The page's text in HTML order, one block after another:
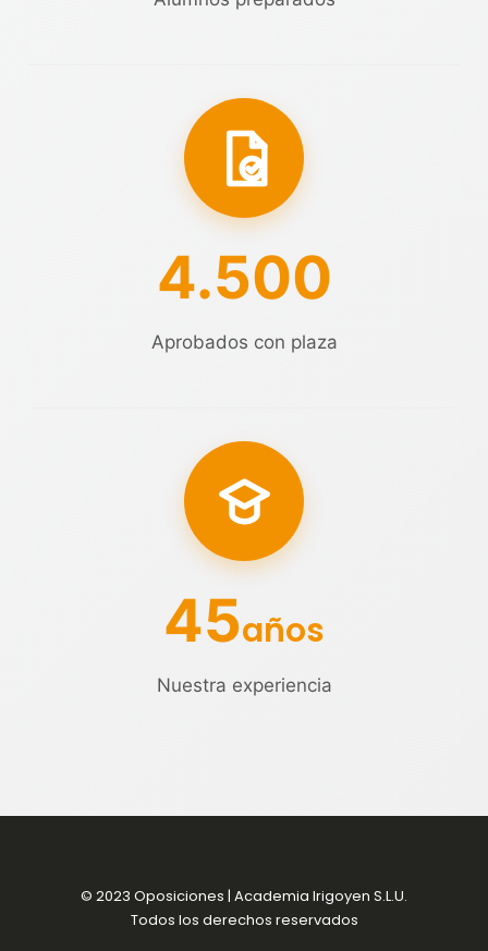
4.500
Aprobados con plaza
45años
Nuestra experiencia
© 2023 Oposiciones | Academia Irigoyen S.L.U.
Todos los derechos reservados